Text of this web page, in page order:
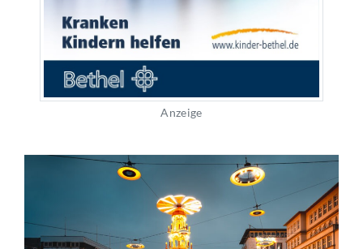
Anzeige